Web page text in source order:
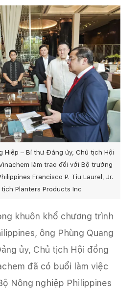
Hiệp – Bí thư Đảng ủy, Chủ tịch Hội
làm trao đổi với Bộ trưởng
Francisco P. Tiu Laurel, Jr.
Planters Products Inc
khuôn khổ chương trình
ông Phùng Quang
ủy, Chủ tịch Hội đồng
đã có buổi làm việc
Nông nghiệp Philippines